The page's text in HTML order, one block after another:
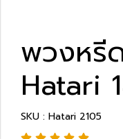
พวงหรี
Hatari
SKU : Hatari 2105